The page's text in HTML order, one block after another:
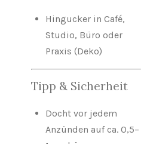
Hingucker in Café,
Studio, Büro oder
Praxis (Deko)
Tipp & Sicherheit
Docht vor jedem
Anzünden auf ca. 0,5–